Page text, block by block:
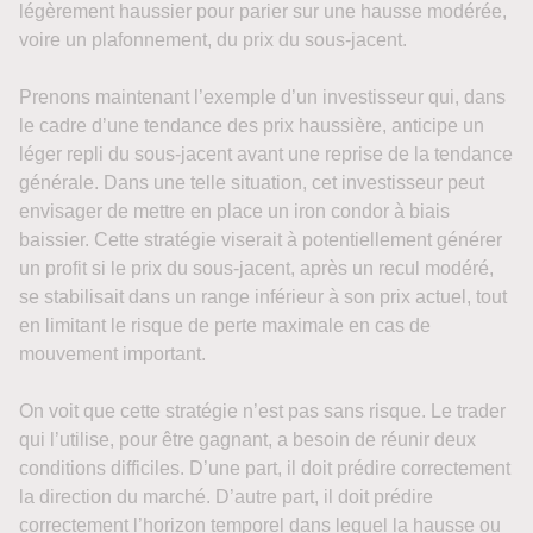
légèrement haussier pour parier sur une hausse modérée,
voire un plafonnement, du prix du sous-jacent.
Prenons maintenant l’exemple d’un investisseur qui, dans
le cadre d’une tendance des prix haussière, anticipe un
léger repli du sous-jacent avant une reprise de la tendance
générale. Dans une telle situation, cet investisseur peut
envisager de mettre en place un iron condor à biais
baissier. Cette stratégie viserait à potentiellement générer
un profit si le prix du sous-jacent, après un recul modéré,
se stabilisait dans un range inférieur à son prix actuel, tout
en limitant le risque de perte maximale en cas de
mouvement important.
On voit que cette stratégie n’est pas sans risque. Le trader
qui l’utilise, pour être gagnant, a besoin de réunir deux
conditions difficiles. D’une part, il doit prédire correctement
la direction du marché. D’autre part, il doit prédire
correctement l’horizon temporel dans lequel la hausse ou